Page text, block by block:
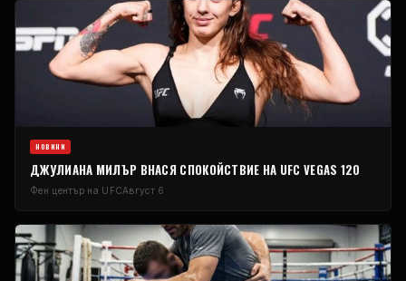
НОВИНИ
ДЖУЛИАНА МИЛЪР ВНАСЯ СПОКОЙСТВИЕ НА UFC VEGAS 120
Фен център на UFCАвгуст 6